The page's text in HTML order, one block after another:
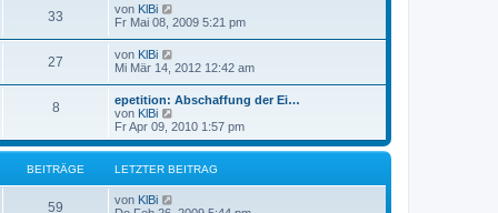
B
e
i
r
a
g
s
e
B
e
i
r
a
g
33 von KlBi
e
s
t
e
r
e
i
t
r
Fr Mai 08, 2009 5:21 pm
27 von KlBi
e
e
s
t
e
r
e
i
Mi Mär 14, 2012 12:42 am
8
epetition: Abschaffung der Ei…
von KlBi
e
u
e
s
Fr Apr 09, 2010 1:57 pm
BEITRÄGE LETZTER BEITRAG
59 von KlBi